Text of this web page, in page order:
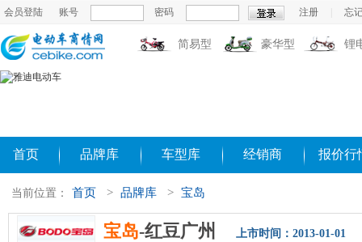
会员登陆 账号 密码 注册 忘
简易型 豪华型 锂
首页 品牌库 车型库 经销商 报价行
当前位置： 首页 > 品牌库 > 宝岛
宝岛-红豆广州 上市时间：2013-01-01